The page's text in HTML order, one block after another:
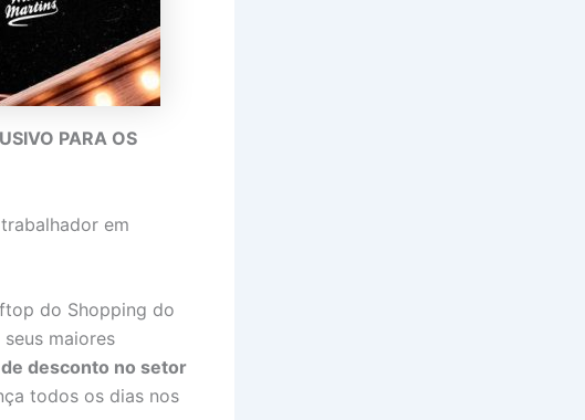
PARA OS
em
do Shopping do
maiores
desconto no setor
todos os dias nos